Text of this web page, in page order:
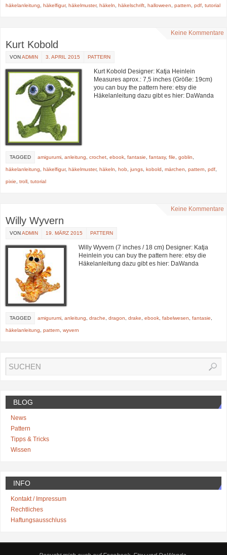
häkelanleitung häkelfigur, häkelmuster, häkeln häkelschrift halloween pattern pdf tutorial
Keine Kommentare
Kurt Kobold
VONADMIN 3. APRIL 2015 PATTERN
Kurt Kobold Designer: Katja Heinlein
Measures aprox.: 7,5 inches (Größe: 19cm)
you can buy the pattern here: etsy die
Häkelanleitung dazu gibt es hier: DaWanda
TAGGED amigurumi anleitung crochet ebook fantasie fantasy, file goblin
häkelanleitung häkelfigur, häkelmuster, häkeln hob jungs kobold märchen pattern pdf
pixie troll tutorial
Keine Kommentare
Willy Wyvern
VONADMIN 19. MÄRZ 2015 PATTERN
Willy Wyvern (7 inches / 18 cm) Designer: Katja
Heinlein you can buy the pattern here: etsy die
Häkelanleitung dazu gibt es hier: DaWanda
TAGGED amigurumi anleitung drache dragon drake ebook fabelwesen fantasie
häkelanleitung pattern wyvern
BLOG
News
Pattern
Tipps & Tricks
Wissen
INFO
Kontakt / Impressum
Rechtliches
Haftungsausschluss